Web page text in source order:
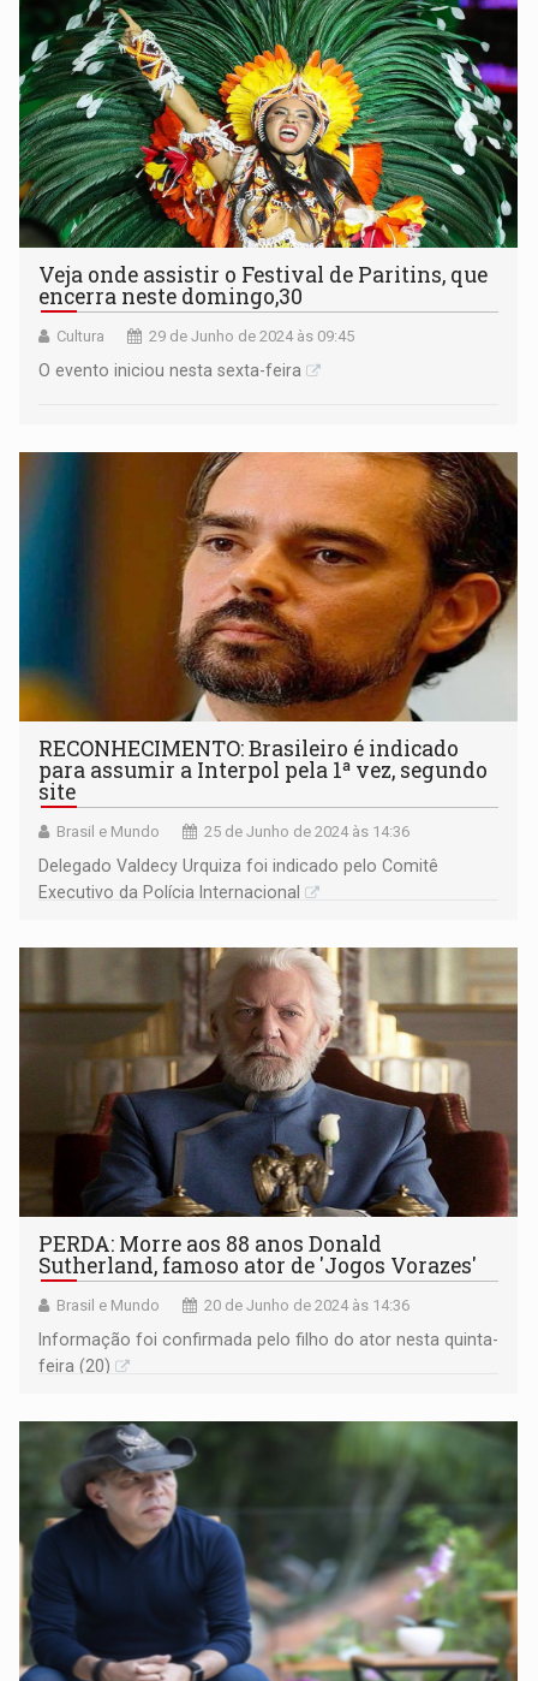
Veja onde assistir o Festival de Paritins, que
encerra neste domingo,30
Cultura 29 de Junho de 2024 às 09:45
O evento iniciou nesta sexta-feira
RECONHECIMENTO: Brasileiro é indicado
para assumir a Interpol pela 1ª vez, segundo
site
Brasil e Mundo 25 de Junho de 2024 às 14:36
Delegado Valdecy Urquiza foi indicado pelo Comitê
Executivo da Polícia Internacional
PERDA: Morre aos 88 anos Donald
Sutherland, famoso ator de 'Jogos Vorazes'
Brasil e Mundo 20 de Junho de 2024 às 14:36
Informação foi confirmada pelo filho do ator nesta quinta-
feira (20)